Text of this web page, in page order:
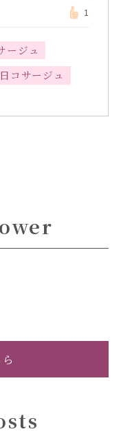
1
ージュ
コサージュ